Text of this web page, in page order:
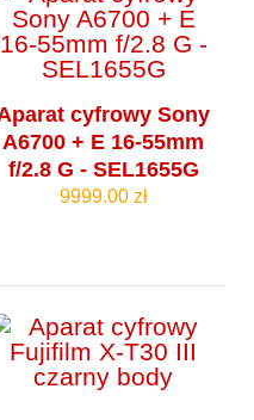
cyfrowy Sony
A6700 + E 16-55mm
f/2.8 G - SEL1655G
9999.00 zł